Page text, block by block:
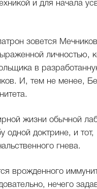
и для начала
зовется
личностью,
в
И, тем не менее,
жизни обычной
одной доктрине, и
гнева.
врожденного
нечего